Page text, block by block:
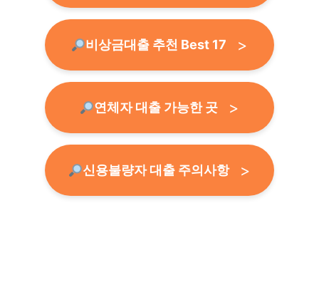
비상금대출 추천 Best 17
연체자 대출 가능한 곳
신용불량자 대출 주의사항